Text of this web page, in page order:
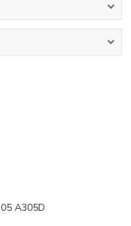
A305D